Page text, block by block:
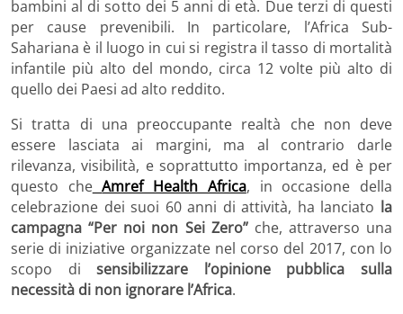
bambini al di sotto dei 5 anni di età. Due terzi di questi
per cause prevenibili. In particolare, l’Africa Sub-
Sahariana è il luogo in cui si registra il tasso di mortalità
infantile più alto del mondo, circa 12 volte più alto di
quello dei Paesi ad alto reddito.
Si tratta di una preoccupante realtà che non deve
essere lasciata ai margini, ma al contrario darle
rilevanza, visibilità, e soprattutto importanza, ed è per
questo che Amref Health Africa, in occasione della
celebrazione dei suoi 60 anni di attività, ha lanciato la
campagna “Per noi non Sei Zero” che, attraverso una
serie di iniziative organizzate nel corso del 2017, con lo
scopo disensibilizzare l’opinione pubblica sulla
necessità di non ignorare l’Africa.